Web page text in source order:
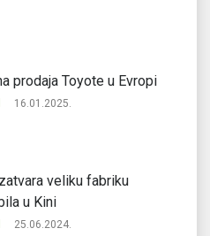
prodaja Toyote u Evropi
16.01.2025.
veliku fabriku
u Kini
25.06.2024.